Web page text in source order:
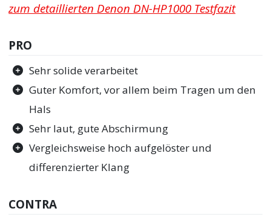
zum detaillierten Denon DN-HP1000 Testfazit
PRO
Sehr solide verarbeitet
Guter Komfort, vor allem beim Tragen um den
Hals
Sehr laut, gute Abschirmung
Vergleichsweise hoch aufgelöster und
differenzierter Klang
CONTRA